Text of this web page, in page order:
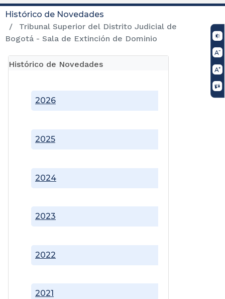
Histórico de Novedades
Tribunal Superior del Distrito Judicial de
Bogotá - Sala de Extinción de Dominio
Histórico de Novedades
2021
2022
2023
2024
2025
2026